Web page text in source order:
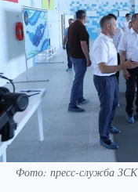
Фото: пресс-служба ЗСК